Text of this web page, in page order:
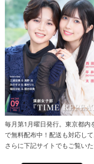
毎月第1月曜日発行。東京都内
で無料配布中！配送も対応して
さらに下記サイトでもご覧い